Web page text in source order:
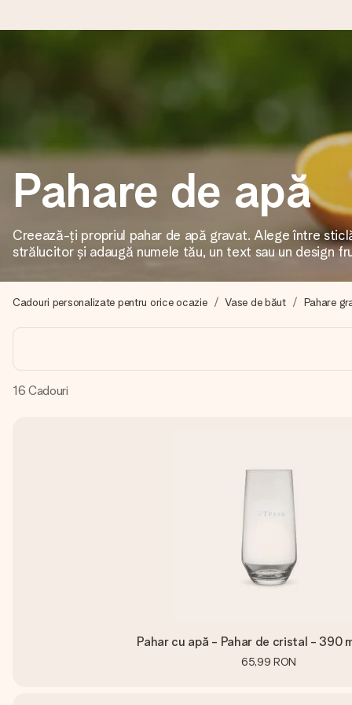
Îți alcătuim cadoul cu grijă și îl trimitem îndată spre tine -
4,8 (bazat pe +15.000 de recenzii)
Cadourile noastre inspiră. Clienții ne oferă nota 4,8 pe
Creează ceva unic în doar câțiva pași - cu numele ei,
Pahare de apă
Creează-ți propriul pahar de apă gravat. Alege între
strălucitor și adaugă numele tău, un text sau un design
Cadouri personalizate pentru orice ocazie Vase de băut Pahare
16 Cadouri
Pahar cu apă - Pahar de cristal - 390
65,99 RON